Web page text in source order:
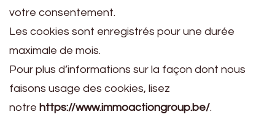
votre consentement.
Les cookies sont enregistrés pour une durée
maximale de mois.
Pour plus d’informations sur la façon dont nous
faisons usage des cookies, lisez
notre https://www.immoactiongroup.be/.